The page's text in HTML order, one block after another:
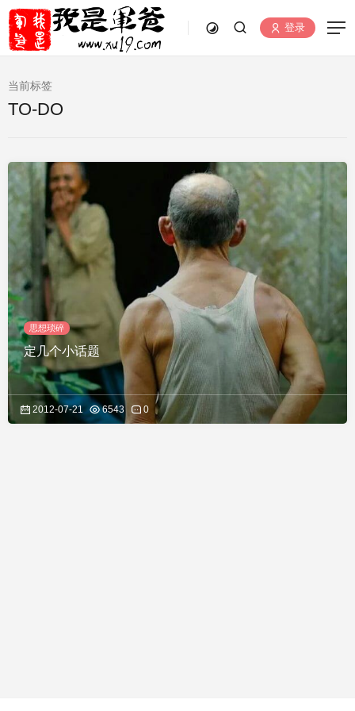
登录
当前标签
TO-DO
思想琐碎
定几个小话题
2012-07-21 6543 0